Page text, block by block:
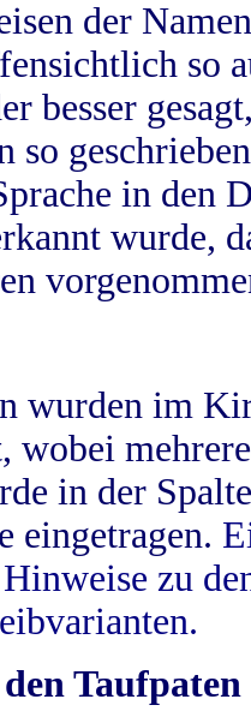
der
so
besser
so
in
wurde,
wurden im
wobei
in der
eingetragen.
zu
Taufpaten